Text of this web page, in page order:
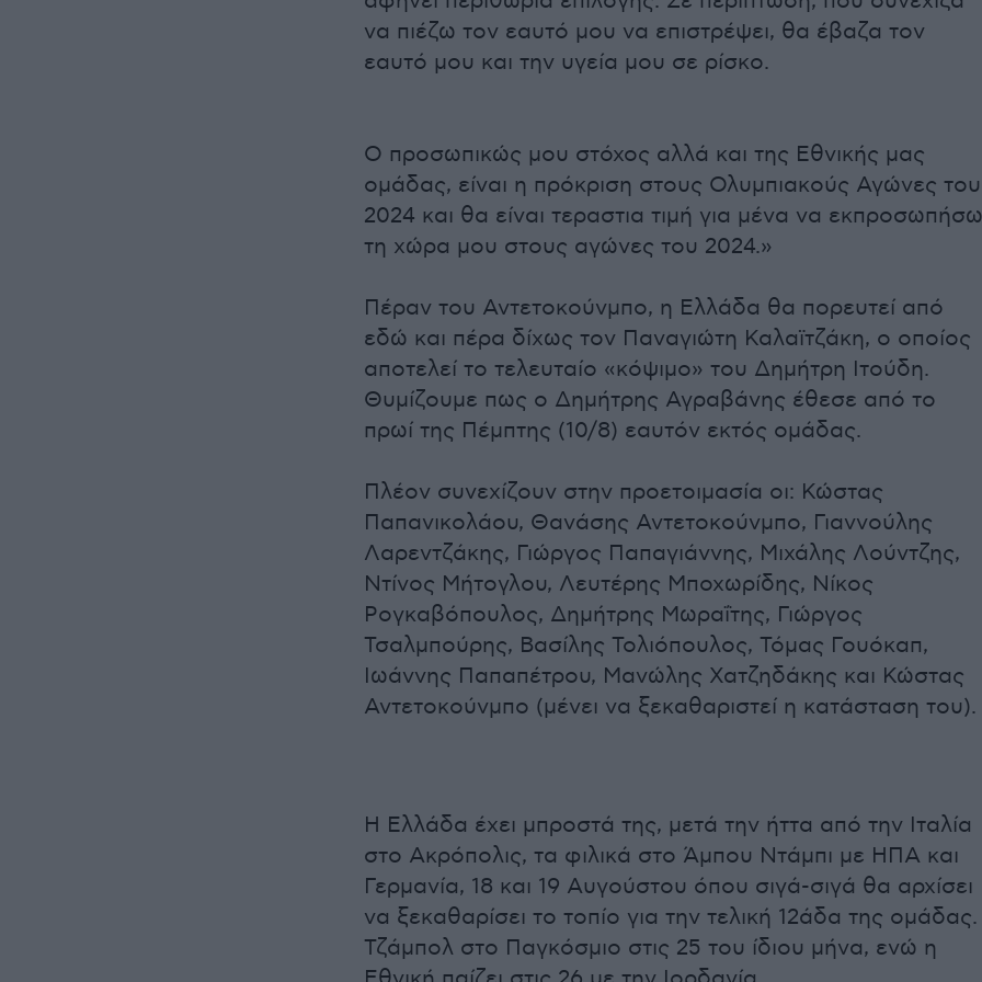
να πιέζω τον εαυτό μου να επιστρέψει, θα έβαζα τον
εαυτό μου και την υγεία μου σε ρίσκο.
Ο προσωπικώς μου στόχος αλλά και της Εθνικής μας
ομάδας, είναι η πρόκριση στους Ολυμπιακούς Αγώνες του
2024 και θα είναι τεραστια τιμή για μένα να εκπροσωπήσω
τη χώρα μου στους αγώνες του 2024.»
Πέραν του Αντετοκούνμπο, η Ελλάδα θα πορευτεί από
εδώ και πέρα δίχως τον Παναγιώτη Καλαϊτζάκη, ο οποίος
αποτελεί το τελευταίο «κόψιμο» του Δημήτρη Ιτούδη.
Θυμίζουμε πως ο Δημήτρης Αγραβάνης έθεσε από το
πρωί της Πέμπτης (10/8) εαυτόν εκτός ομάδας.
Πλέον συνεχίζουν στην προετοιμασία οι: Κώστας
Παπανικολάου, Θανάσης Αντετοκούνμπο, Γιαννούλης
Λαρεντζάκης, Γιώργος Παπαγιάννης, Μιχάλης Λούντζης,
Ντίνος Μήτογλου, Λευτέρης Μποχωρίδης, Νίκος
Ρογκαβόπουλος, Δημήτρης Μωραΐτης, Γιώργος
Τσαλμπούρης, Βασίλης Τολιόπουλος, Τόμας Γουόκαπ,
Ιωάννης Παπαπέτρου, Μανώλης Χατζηδάκης και Κώστας
Αντετοκούνμπο (μένει να ξεκαθαριστεί η κατάσταση του).
Η Ελλάδα έχει μπροστά της, μετά την ήττα από την Ιταλία
στο Ακρόπολις, τα φιλικά στο Άμπου Ντάμπι με ΗΠΑ και
Γερμανία, 18 και 19 Αυγούστου όπου σιγά-σιγά θα αρχίσει
να ξεκαθαρίσει το τοπίο για την τελική 12άδα της ομάδας.
Τζάμπολ στο Παγκόσμιο στις 25 του ίδιου μήνα, ενώ η